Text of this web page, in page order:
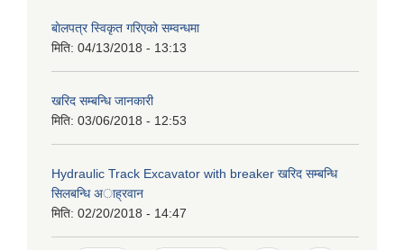
बाेलपत्र स्विकृत गरिएकाे सम्वन्धमा
मिति: 04/13/2018 - 13:13
खरिद सम्बन्धि जानकारी
मिति: 03/06/2018 - 12:53
Hydraulic Track Excavator with breaker खरिद सम्बन्धि
सिलबन्धि अाह्रवान
मिति: 02/20/2018 - 14:47